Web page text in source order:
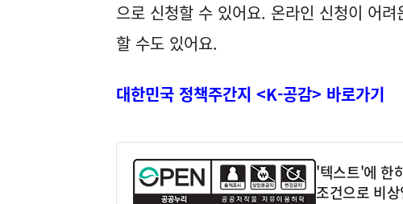
으로 신청할 수 있어요. 온라인 신청이 어
할 수도 있어요.
대한민국 정책주간지 <K-공감> 바로가기
'텍스트'에 한
조건으로 비